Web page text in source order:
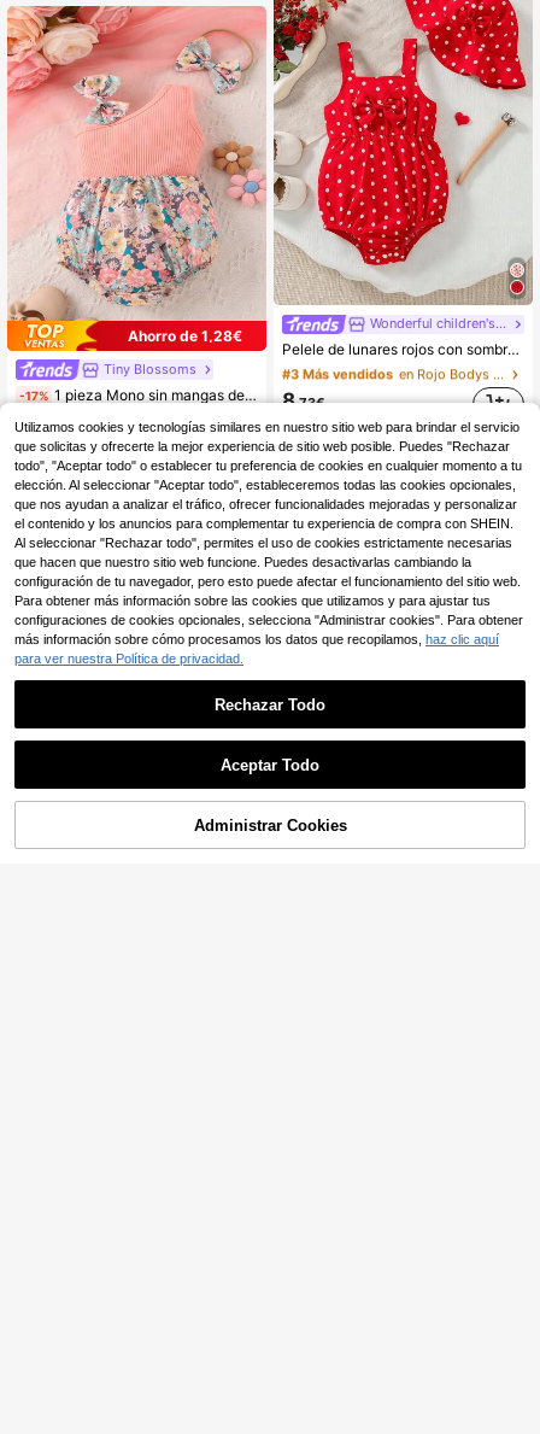
Ahorro de 1,28€
Tiny BIossoms
-17% 1 pieza Mono sin mangas de un solo hombro con estampado floral lindo para bebé niña con diadema, verano
25 Left
5,99€7,27€
Envío Rápido
Wonderful children's clothing
Pelele de lunares rojos con sombrero de lazo para bebé niña en verano
#3 Más vendidos
en Rojo Bodys para bebé niña
(100+)
#3 Más vendidos
en Rojo Bodys para bebé niña
(100+)
#3 Más vendidos
en Rojo Bodys para bebé niña
(100+)
#3 Más vendidos
en Rojo Bodys para bebé niña
8,73€
Envío Rápido
AÑADIR A LA BOLSA
Utilizamos cookies y tecnologías similares en nuestro sitio web para brindar el servicio
que solicitas y ofrecerte la mejor experiencia de sitio web posible. Puedes "Rechazar
todo", "Aceptar todo" o establecer tu preferencia de cookies en cualquier momento a tu
elección. Al seleccionar "Aceptar todo", estableceremos todas las cookies opcionales,
que nos ayudan a analizar el tráfico, ofrecer funcionalidades mejoradas y personalizar
el contenido y los anuncios para complementar tu experiencia de compra con SHEIN.
Al seleccionar "Rechazar todo", permites el uso de cookies estrictamente necesarias
que hacen que nuestro sitio web funcione. Puedes desactivarlas cambiando la
configuración de tu navegador, pero esto puede afectar el funcionamiento del sitio web.
Para obtener más información sobre las cookies que utilizamos y para ajustar tus
configuraciones de cookies opcionales, selecciona "Administrar cookies". Para obtener
más información sobre cómo procesamos los datos que recopilamos, haz clic aquí
para ver nuestra Política de privacidad.
Rechazar Todo
Aceptar Todo
Administrar Cookies